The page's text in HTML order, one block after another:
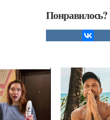
Понравилось?